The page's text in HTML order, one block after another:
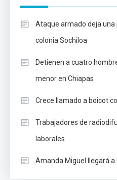
Ataque armado deja una
colonia Sochiloa
Detienen a cuatro
menor en Chiapas
Crece llamado a boicot
Trabajadores de
laborales
Amanda Miguel llegará a